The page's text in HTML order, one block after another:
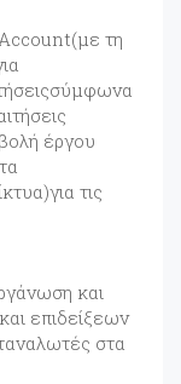
τη
έργου
τις
και
επιδείξεων
στα